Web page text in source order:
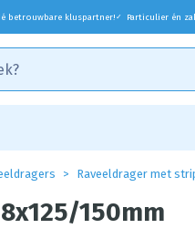
betrouwbare kluspartner! ✓ Particulier én
Raveeldrager met
150mm